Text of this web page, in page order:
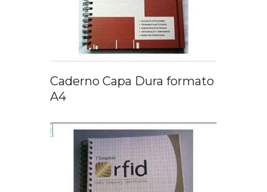
Caderno Capa Dura formato
A4